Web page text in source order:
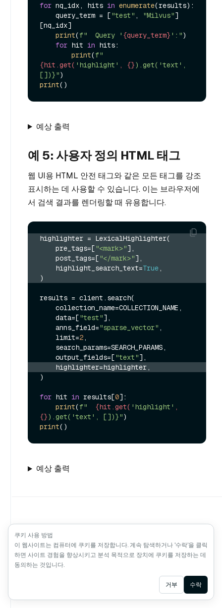
for nq_idx, hits in enumerate(results):
    query_term = [
"test" , "Milvus"]
[nq_idx]
print(f"  Query ' {query_term} ':")
for hit in hits:
print(
{hit.get( 'highlight' , {}).get('text',
[])}"
print
예상 출력
예 5: 사용자 정의 HTML 태그
웹 UI용 HTML 안전 태그와 같은 모든 태그를 강조
표시하는 데 사용할 수 있습니다. 이는 브라우저에
서 검색 결과를 렌더링할 때 유용합니다.
highlighter = LexicalHighlighter(
    pre_tags=[
"<mark>"],
    post_tags=[
"</mark>"],
    highlight_search_text=
True,
)
results = client.search(
    data=[
"test"],
    anns_field=
"sparse_vector" ,
    limit=
2,
    output_fields=[
"text"
    highlighter=highlighter,
)
for hit in results[0]:
print(f" {hit.get( 'highlight' ,
{}).get('text', [])}"
print
예상 출력
사랑으로 만들었습니다Zilliz
Ask AI
쿠키 사용 방법
이 웹사이트는 컴퓨터에 쿠키를 저장합니다. 계속 탐색하거나 '수락'을 클릭
하면 사이트 경험을 향상시키고 분석 목적으로 장치에 쿠키를 저장하는 데
동의하는 것입니다.
거부 수락